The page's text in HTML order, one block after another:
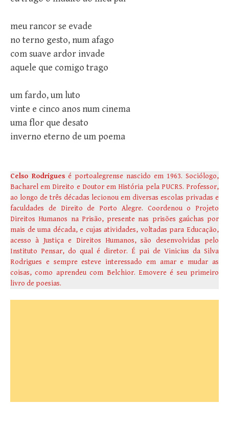
meu rancor se evade
no terno gesto, num afago
com suave ardor invade
aquele que comigo trago
um fardo, um luto
vinte e cinco anos num cinema
uma flor que desato
inverno eterno de um poema
Celso Rodrigues é portoalegrense nascido em 1963. Sociólogo,
Bacharel em Direito e Doutor em História pela PUCRS. Professor,
ao longo de três décadas lecionou em diversas escolas privadas e
faculdades de Direito de Porto Alegre. Coordenou o Projeto
Direitos Humanos na Prisão, presente nas prisões gaúchas por
mais de uma década, e cujas atividades, voltadas para Educação,
acesso à Justiça e Direitos Humanos, são desenvolvidas pelo
Instituto Pensar, do qual é diretor. É pai de Vinicius da Silva
Rodrigues e sempre esteve interessado em amar e mudar as
coisas, como aprendeu com Belchior. Emovere é seu primeiro
livro de poesias.